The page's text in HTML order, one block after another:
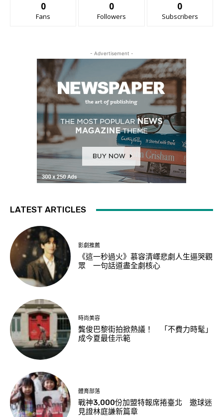
0
Fans
0
Followers
0
Subscribers
- Advertisement -
LATEST ARTICLES
影劇推薦
《這一秒過火》慕容清嶧悲劇人生逼哭觀
眾 一句話道盡全劇核心
時尚美容
龔俊巴黎街拍掀熱議！ 「不費力時髦」
成今夏最佳示範
體育部落
戰神3,000份加盟特報席捲臺北 邀球迷
見證林庭謙新篇章